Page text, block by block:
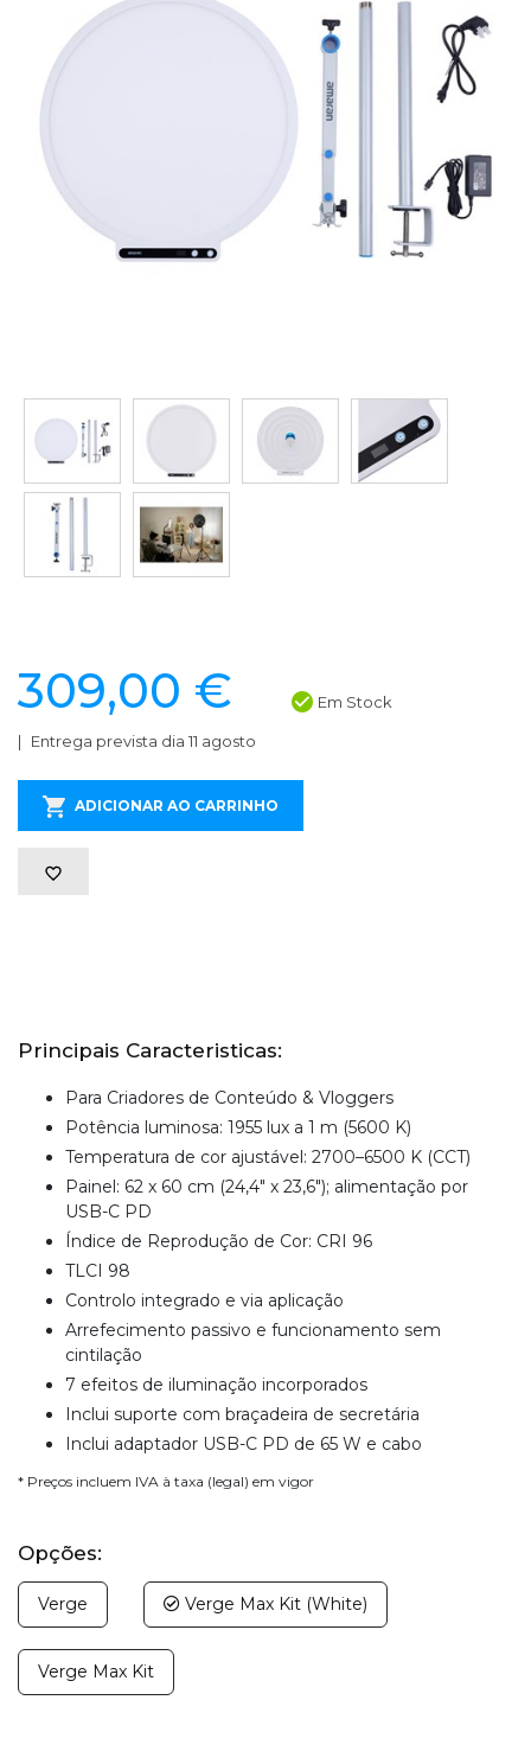
309,00 € Em Stock
Entrega prevista dia 11 agosto
ADICIONAR AO CARRINHO
Principais Caracteristicas:
Para Criadores de Conteúdo & Vloggers
Potência luminosa: 1955 lux a 1 m (5600 K)
Temperatura de cor ajustável: 2700–6500 K (CCT)
Painel: 62 x 60 cm (24,4" x 23,6"); alimentação por
USB-C PD
Índice de Reprodução de Cor: CRI 96
TLCI 98
Controlo integrado e via aplicação
Arrefecimento passivo e funcionamento sem
cintilação
7 efeitos de iluminação incorporados
Inclui suporte com braçadeira de secretária
Inclui adaptador USB-C PD de 65 W e cabo
* Preços incluem IVA à taxa (legal) em vigor
Opções:
Verge Verge Max Kit (White)
Verge Max Kit